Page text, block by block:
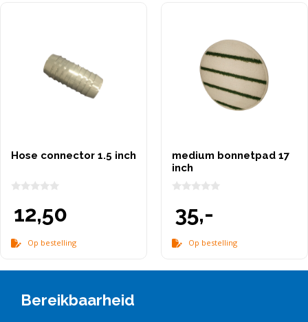
Hose connector 1.5 inch
a12,50
Op bestelling
medium bonnetpad 17
inch
n35,-
Op bestelling
Bereikbaarheid